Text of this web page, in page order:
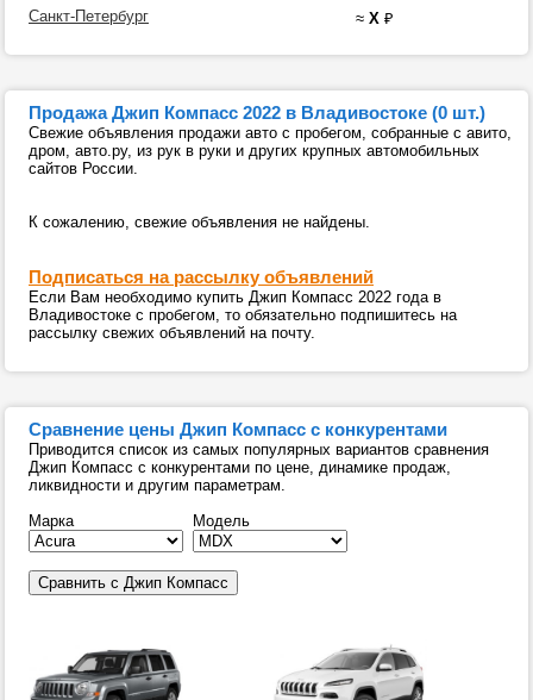
Санкт-Петербург
≈ X ₽
Продажа Джип Компасс 2022 в Владивостоке (0 шт.)
Свежие объявления продажи авто с пробегом, собранные с авито,
дром, авто.ру, из рук в руки и других крупных автомобильных
сайтов России.
К сожалению, свежие объявления не найдены.
Подписаться на рассылку объявлений
Если Вам необходимо купить Джип Компасс 2022 года в
Владивостоке с пробегом, то обязательно подпишитесь на
рассылку свежих объявлений на почту.
Сравнение цены Джип Компасс с конкурентами
Приводится список из самых популярных вариантов сравнения
Джип Компасс с конкурентами по цене, динамике продаж,
ликвидности и другим параметрам.
Марка
Модель